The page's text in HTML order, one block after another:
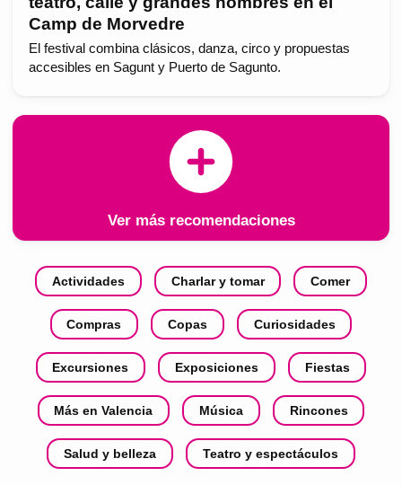
Camp de Morvedre
El festival combina clásicos, danza, circo y propuestas
accesibles en Sagunt y Puerto de Sagunto.
Ver más recomendaciones
Actividades Charlar y tomar Comer
Compras Copas Curiosidades
Excursiones Exposiciones Fiestas
Más en Valencia Música Rincones
Salud y belleza Teatro y espectáculos